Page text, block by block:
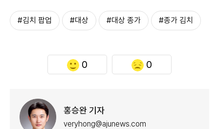
#김치 팝업 #대상 #대상 종가 #종가 김치
0 0
홍승완 기자
veryhong@ajunews.com